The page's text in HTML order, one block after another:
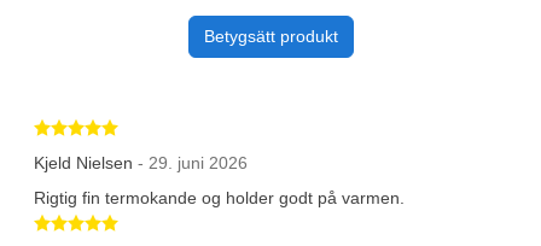
Betygsätt produkt
Betygsatt 5 av 5 stjärnor
Kjeld Nielsen - 29. juni 2026
Rigtig fin termokande og holder godt på varmen.
Betygsatt 5 av 5 stjärnor